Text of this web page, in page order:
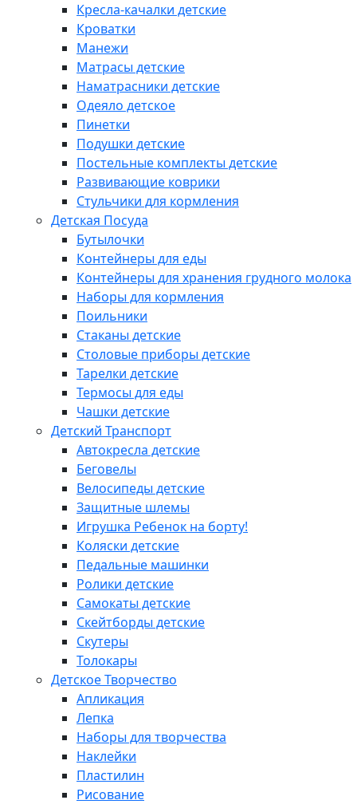
Кресла-качалки детские
Кроватки
Манежи
Матрасы детские
Наматрасники детские
Одеяло детское
Пинетки
Подушки детские
Постельные комплекты детские
Развивающие коврики
Стульчики для кормления
Детская Посуда
Бутылочки
Контейнеры для еды
Контейнеры для хранения грудного молока
Наборы для кормления
Поильники
Стаканы детские
Столовые приборы детские
Тарелки детские
Термосы для еды
Чашки детские
Детский Транспорт
Автокресла детские
Беговелы
Велосипеды детские
Защитные шлемы
Игрушка Ребенок на борту!
Коляски детские
Педальные машинки
Ролики детские
Самокаты детские
Скейтборды детские
Скутеры
Толокары
Детское Творчество
Апликация
Лепка
Наборы для творчества
Наклейки
Пластилин
Рисование